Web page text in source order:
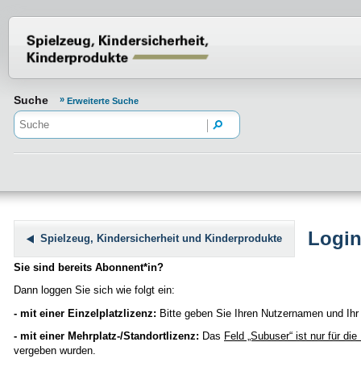
Suche Erweiterte Suche
Spielzeug, Kindersicherheit und Kinderprodukte
Sie sind bereits Abonnent*in?
Dann loggen Sie sich wie folgt ein:
- mit einer Einzelplatzlizenz: Bitte geben Sie Ihren Nutzernamen und
- mit einer Mehrplatz-/Standortlizenz: Das Feld „Subuser“ ist nur für die
vergeben wurden.